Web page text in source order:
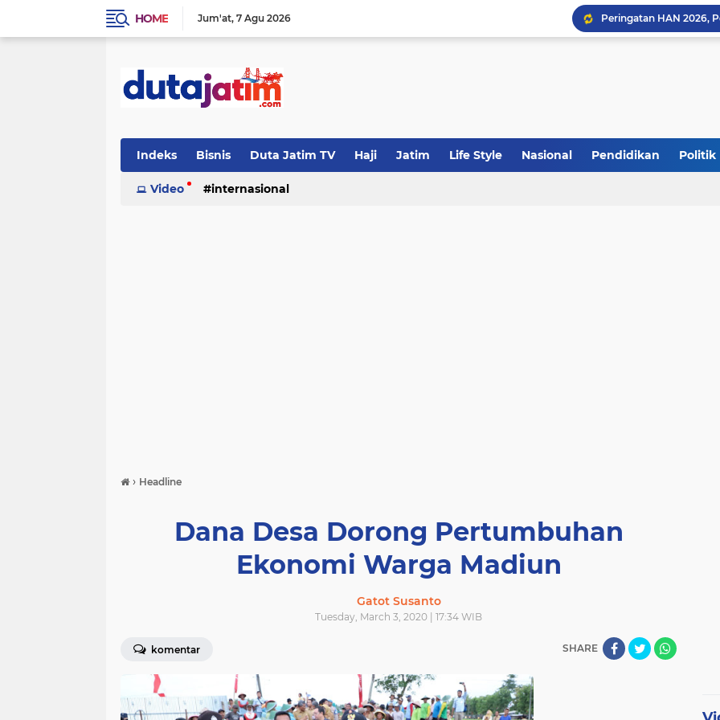
HOME Jum'at 7 Agu 2026
Sinergi Fiskal Moneter:
Indeks Bisnis Duta Jatim TV Haji Jatim Life Style Nasional Pendidikan Politik
Video internasional
› Headline
Dana Desa Dorong Pertumbuhan
Ekonomi Warga Madiun
Gatot Susanto
Tuesday, March 3, 2020 | 17:34 WIB
komentar SHARE